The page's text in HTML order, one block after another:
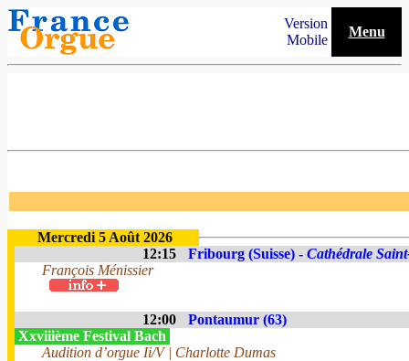
Version
Mobile
Menu
Mercredi 5 Août 2026
12:15
Fribourg (Suisse) - Cathédrale
François Ménissier
12:00
Pontaumur (63)
Xxviiième Festival Bach
Audition d’orgue Ii/V | Charlotte Dumas